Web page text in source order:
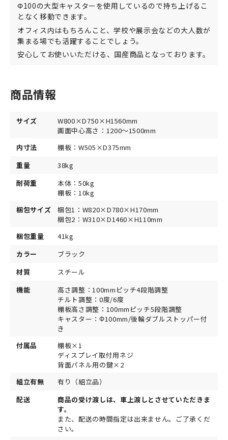
Φ100の大型キャスターを使用しているので持ち上げるこ
となく移動できます。
オフィス内はもちろんこと、学校や展示会などの大人数が
集まる場でも活躍することでしょう。
安心してお使いいただける、国産商品となっております。
商品情報
サイズ
W800×D750×H1560mm
画面中心高さ：1200～1500mm
内寸法
棚板：W505×D375mm
重量
38kg
耐荷重
本体：50kg
棚板：10kg
梱包サイズ
梱包1：W820×D780×H170mm
梱包2：W310×D1460×H110mm
梱包重量
41kg
カラー
ブラック
材質
スチール
機能
高さ調整：100mmピッチ4段階調整
チルト調整：0度/6度
棚板高さ調整：100mmピッチ5段階調整
キャスター：Φ100mm/後輪ダブルストッパー付
き
付属品
棚板×1
ディスプレイ取付用ネジ
背面パネル用の鍵×2
組立有無
有り（組立品）
配送
商品の受け渡しは、車上渡しとさせていただきま
す。
また、配送の時間指定は出来ません。ご了承くだ
さい。